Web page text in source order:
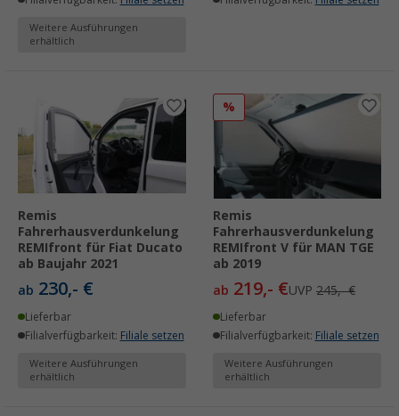
Weitere Ausführungen
erhältlich
Remis
Fahrerhausverdunkelung
REMIfront für Fiat Ducato
ab Baujahr 2021
ab 230,- €
Lieferbar
Filialverfügbarkeit: Filiale setzen
Weitere Ausführungen
erhältlich
%
Remis
Fahrerhausverdunkelung
REMIfront V für MAN TGE
ab 2019
ab 219,- €UVP 245,- €
Lieferbar
Filialverfügbarkeit: Filiale setzen
Weitere Ausführungen
erhältlich